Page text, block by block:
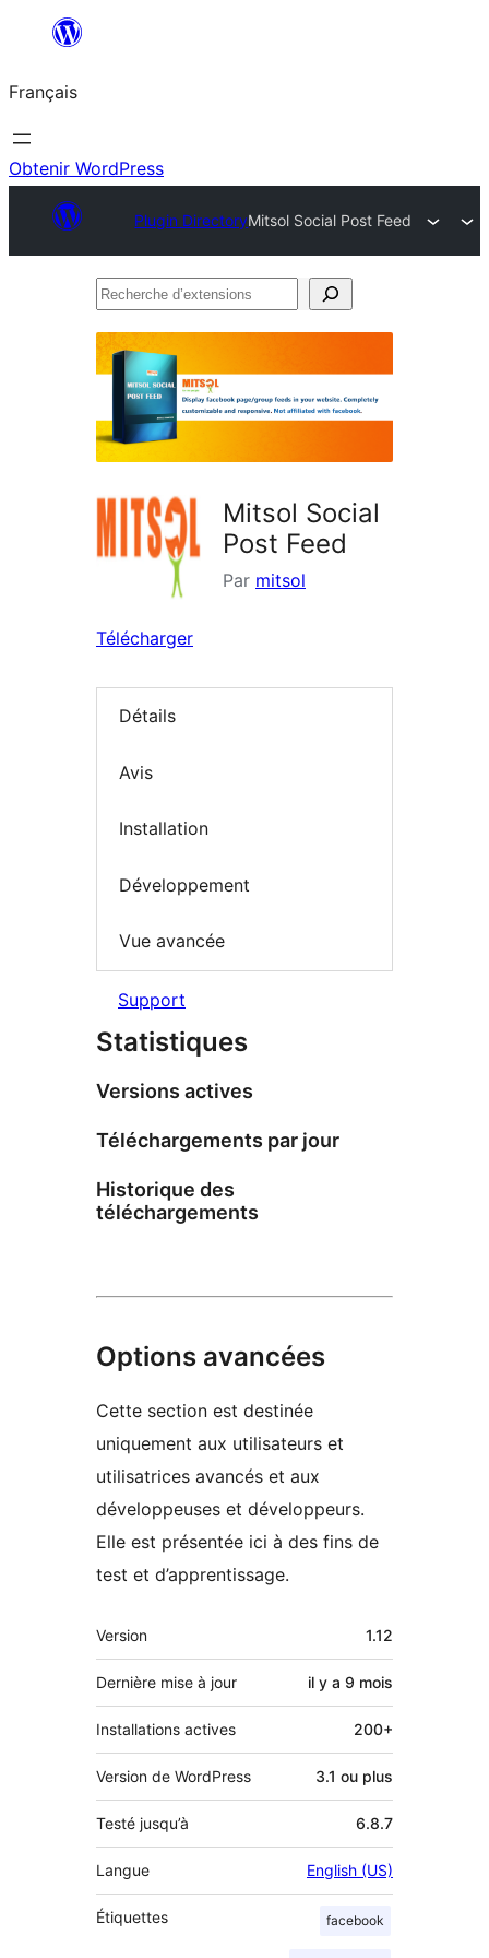
contenu
Français
Obtenir WordPress
Plugin DirectoryMitsol Social Post Feed
Recherche
Mitsol Social
Post Feed
Par mitsol
Télécharger
Détails
Avis
Installation
Développement
Vue avancée
Support
Statistiques
Versions actives
Téléchargements par jour
Historique des
téléchargements
Options avancées
Cette section est destinée
uniquement aux utilisateurs et
utilisatrices avancés et aux
développeuses et développeurs.
Elle est présentée ici à des fins de
test et d’apprentissage.
Méta
Version 1.12
Dernière mise à jour il y a 9 mois
Installations actives 200+
Version de WordPress 3.1 ou plus
Testé jusqu’à 6.8.7
Langue English (US)
Étiquettes facebook